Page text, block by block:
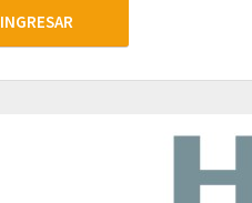
INGRESAR